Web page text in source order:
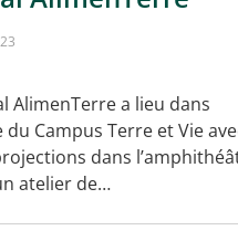
AlimenTerre a lieu dans
du Campus Terre et Vie
dans
atelier de…